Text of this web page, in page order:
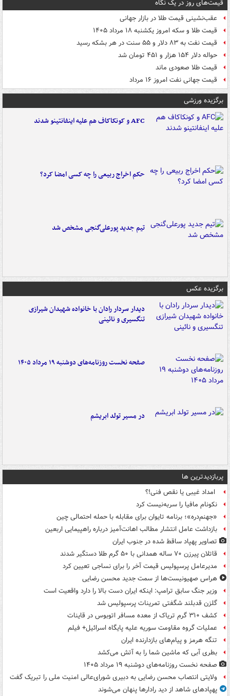
قیمت‌های روز در یک نگاه
عقب‌نشینی قیمت طلا در بازار جهانی
قیمت طلا و سکه امروز یکشنبه ۱۸ مرداد ۱۴۰۵
قیمت نفت به ۸۳ دلار و ۵۵ سنت در هر بشکه رسید
حواله دلار ۱۵۴ هزار و ۴۵۱ تومان شد
قیمت طلا صعودی ماند
قیمت جهانی نفت امروز ۱۶ مرداد
برگزیده ورزشی
AFC و کونکاکاف هم علیه اینفانتینو شدند
حکم اخراج ربیعی را چه کسی امضا کرد؟
تیم جدید پورعلی‌گنجی مشخص شد
برگزیده عکس
دیدار سردار رادان با خانواده‌ شهیدان شیرازی
تنگسیری و نائینی
صفحه نخست روزنامه‌های دوشنبه ۱۹ مرداد ۱۴۰۵
در مسیر تولد ابریشم
پربازدیدترین ها
امداد غیبی یا نقص فنی!؟
نکونام مافیا را سربه‌نیست کرد
«جهنم‌دره»؛ برنامه تایوان برای مقابله با حمله احتمالی چین
بازداشت عامل انتشار مطالب اهانت‌آمیز درباره راهپیمایی اربعین
تصاویر پهپاد ساقط شده در جنوب ایران
قاتلان پیرزن ۷۰ ساله همدانی با ۵۰ گرم طلا دستگیر شدند
مدیرعامل پرسپولیس قیمت آخر را برای نساجی تعیین کرد
هراس صهیونیست‌ها از سمت جدید محسن رضایی
وزیر جنگ سابق ترامپ: اینکه ایران دست بالا را دارد واقعیت است
گلزن قدبلند شگفتی تمرینات پرسپولیس شد
کشف ۳۱۰ گرم تریاک از معده مسافر اتوبوس در قاینات
عملیات گروه مقاومت سوریه علیه پایگاه اسرائیل+ فیلم
تنگه هرمز و پیام‌های بازدارنده ایران
بطری آبی که ماشین شما را به آتش می‌کشد
صفحه نخست روزنامه‌های دوشنبه ۱۹ مرداد ۱۴۰۵
ولایتی انتصاب محسن رضایی به دبیری شورای‌عالی امنیت ملی را تبریک گفت
پهپادهای شاهد از دید رادارها پنهان می‌شوند